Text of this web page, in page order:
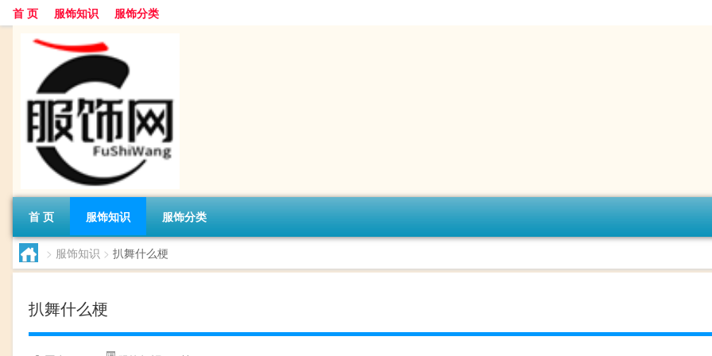
首 页 服饰知识 服饰分类
首 页 服饰知识 服饰分类
> 服饰知识 > 扒舞什么梗
扒舞什么梗